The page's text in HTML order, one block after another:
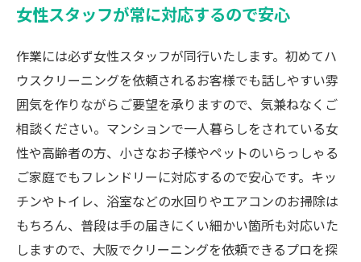
女性スタッフが常に対応するので安心
作業には必ず女性スタッフが同行いたします。初めてハ
ウスクリーニングを依頼されるお客様でも話しやすい雰
囲気を作りながらご要望を承りますので、気兼ねなくご
相談ください。マンションで一人暮らしをされている女
性や高齢者の方、小さなお子様やペットのいらっしゃる
ご家庭でもフレンドリーに対応するので安心です。キッ
チンやトイレ、浴室などの水回りやエアコンのお掃除は
もちろん、普段は手の届きにくい細かい箇所も対応いた
しますので、大阪でクリーニングを依頼できるプロを探